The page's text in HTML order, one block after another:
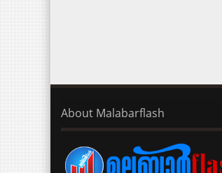
About Malabarflash